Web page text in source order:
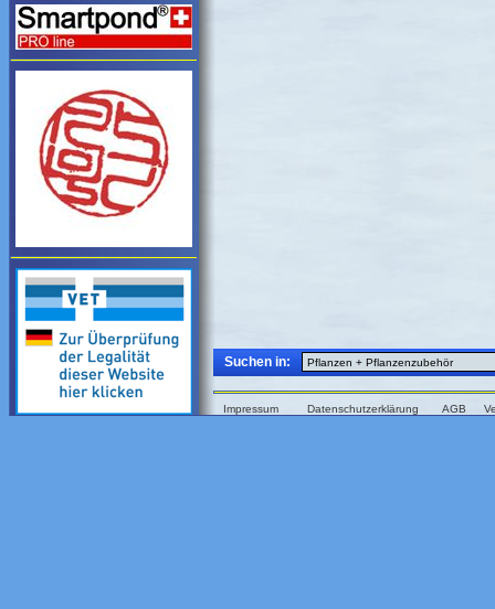
Suchen in:
Impressum Datenschutzerklärung AGB